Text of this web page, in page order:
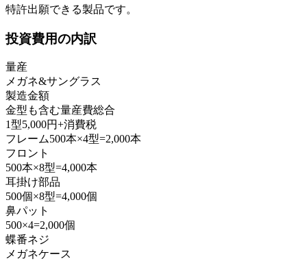
特許出願できる製品です。
投資費用の内訳
量産
メガネ&サングラス
製造金額
金型も含む量産費総合
1型5,000円+消費税
フレーム500本×4型=2,000本
フロント
500本×8型=4,000本
耳掛け部品
500個×8型=4,000個
鼻パット
500×4=2,000個
蝶番ネジ
メガネケース